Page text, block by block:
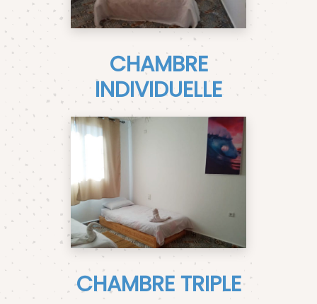
CHAMBRE
INDIVIDUELLE
CHAMBRE TRIPLE